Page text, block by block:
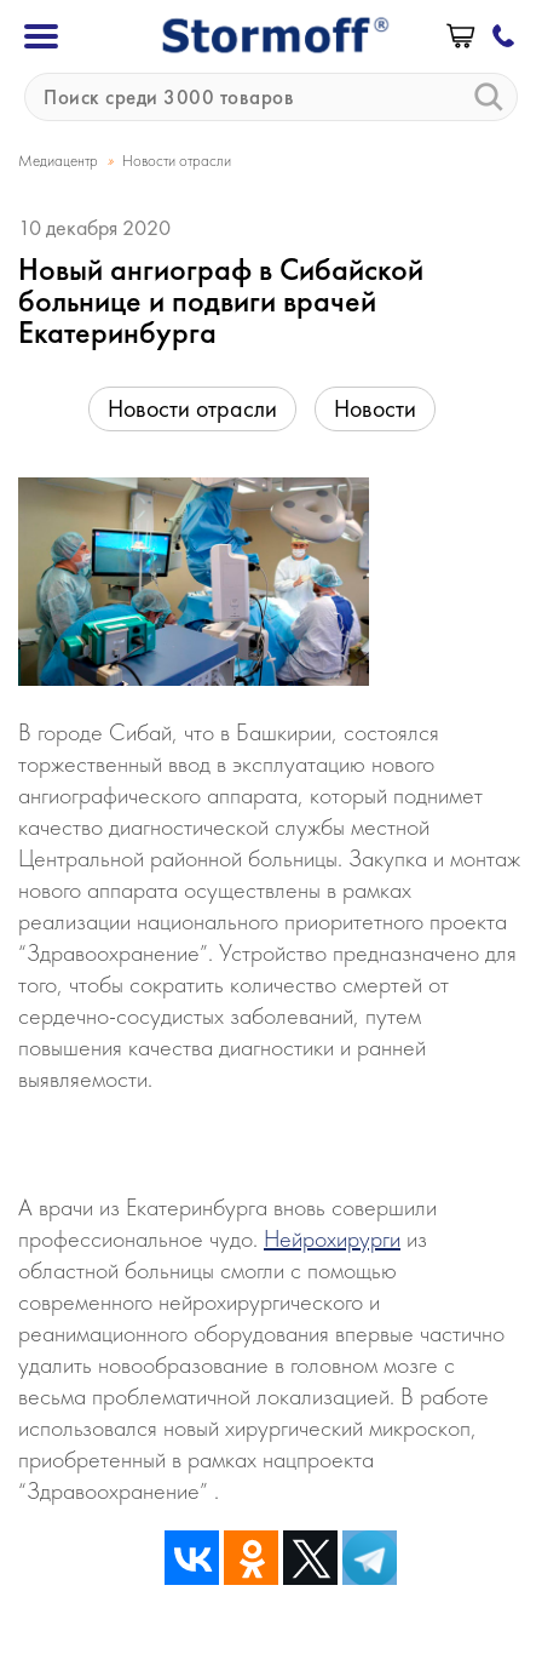
Медиацентр » Новости отрасли
10 декабря 2020
Новый ангиограф в Сибайской
больнице и подвиги врачей
Екатеринбурга
Новости отрасли Новости
В городе Сибай, что в Башкирии, состоялся
торжественный ввод в эксплуатацию нового
ангиографического аппарата, который поднимет
качество диагностической службы местной
Центральной районной больницы. Закупка и монтаж
нового аппарата осуществлены в рамках
реализации национального приоритетного проекта
“Здравоохранение”. Устройство предназначено для
того, чтобы сократить количество смертей от
сердечно-сосудистых заболеваний, путем
повышения качества диагностики и ранней
выявляемости.
А врачи из Екатеринбурга вновь совершили
профессиональное чудо. Нейрохирурги из
областной больницы смогли с помощью
современного нейрохирургического и
реанимационного оборудования впервые частично
удалить новообразование в головном мозге с
весьма проблематичной локализацией. В работе
использовался новый хирургический микроскоп,
приобретенный в рамках нацпроекта
“Здравоохранение” .